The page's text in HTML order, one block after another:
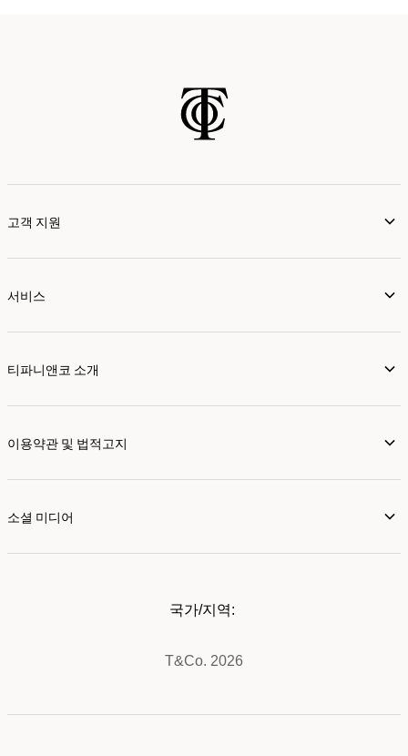
고객 지원
서비스
티파니앤코 소개
이용약관 및 법적고지
소셜 미디어
T&Co. 2026
국가/지역: